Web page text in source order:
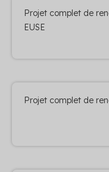
Projet complet de
EUSE
Projet complet de